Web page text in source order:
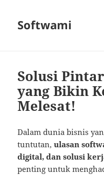
Softwami
Solusi
yang Bikin
Melesat!
Dalam dunia bisnis
tuntutan,ulasan
digital, dan solusi
penting untuk